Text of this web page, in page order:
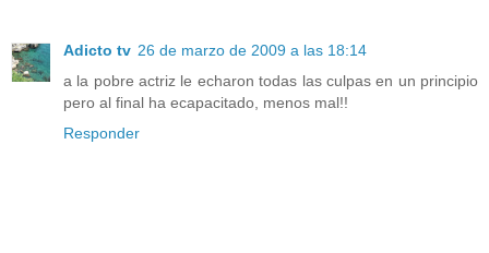
Adicto tv 26 de marzo de 2009 a las 18:14
a la pobre actriz le echaron todas las culpas en un principio
pero al final ha ecapacitado, menos mal!!
Responder